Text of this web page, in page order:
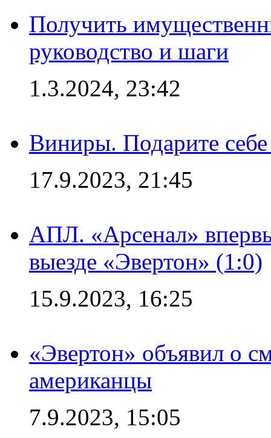
Получить
руководство и шаги
1.3.2024, 23:42
Виниры. Подарите
17.9.2023, 21:45
АПЛ. «Арсенал»
выезде «Эвертон» (1:0)
15.9.2023, 16:25
«Эвертон» объявил о
американцы
7.9.2023, 15:05